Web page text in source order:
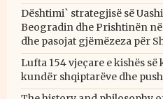
Dështimi` strategjisë së
Beogradin dhe Prishtinën në
dhe pasojat gjëmëzeza për
Lufta 154 vjeçare e kishës
kundër shqiptarëve dhe